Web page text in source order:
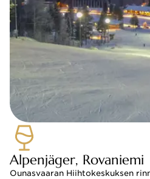
Alpenjäger, Rovaniemi
Ounasvaaran Hiihtokeskuksen